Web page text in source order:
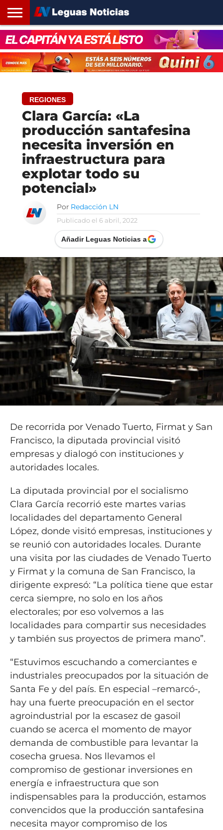
INICIO
SANTA
FE
ROSARIO24
REGIONES
ARGENTINA
OPINIÓN
CONTACTO
REGIONES
Clara García: «La
producción santafesina
necesita inversión en
infraestructura para
explotar todo su
potencial»
Por Redacción LN
Publicado el 6 abril, 2022
Añadir Leguas Noticias a
De recorrida por Venado Tuerto, Firmat y San
Francisco, la diputada provincial visitó
empresas y dialogó con instituciones y
autoridades locales.
La diputada provincial por el socialismo
Clara García recorrió este martes varias
localidades del departamento General
López, donde visitó empresas, instituciones y
se reunió con autoridades locales. Durante
una visita por las ciudades de Venado Tuerto
y Firmat y la comuna de San Francisco, la
dirigente expresó: “La política tiene que estar
cerca siempre, no solo en los años
electorales; por eso volvemos a las
localidades para compartir sus necesidades
y también sus proyectos de primera mano”.
“Estuvimos escuchando a comerciantes e
industriales preocupados por la situación de
Santa Fe y del país. En especial –remarcó-,
hay una fuerte preocupación en el sector
agroindustrial por la escasez de gasoil
cuando se acerca el momento de mayor
demanda de combustible para levantar la
cosecha gruesa. Nos llevamos el
compromiso de gestionar inversiones en
energía e infraestructura que son
indispensables para la producción, estamos
convencidos que la producción santafesina
necesita mayor compromiso de los